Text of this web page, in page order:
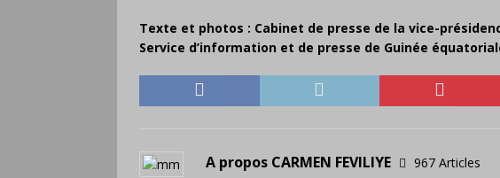
Texte et photos : Cabinet de presse de la vice-
Service d’information et de presse de Guinée
A propos CARMEN FEVILIYE
967 Articles